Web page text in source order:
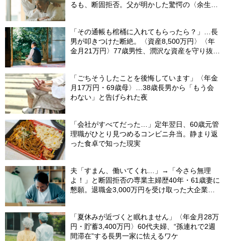
るも、断固拒否。父が明かした驚愕の〈余生計
「その通帳も棺桶に入れてもらったら？」…長
男が叩きつけた断絶。〈資産8,500万円〉〈年
金月21万円〉77歳男性、潤沢な資産を守り抜い
「ごちそうしたことを後悔しています」〈年金
月17万円・69歳母〉…38歳長男から「もう会
わない」と告げられた夜
「会社がすべてだった…」定年翌日、60歳元管
理職がひとり見つめるコンビニ弁当。静まり返
った食卓で知った現実
夫「すまん、働いてくれ…」→「今さら無理
よ！」と断固拒否の専業主婦歴40年・61歳妻に
懇願。退職金3,000万円を受け取った大企業元
「夏休みが近づくと眠れません」〈年金月28万
円・貯蓄3,400万円〉60代夫婦、“孫連れで2週
間滞在”する長男一家に怯えるワケ